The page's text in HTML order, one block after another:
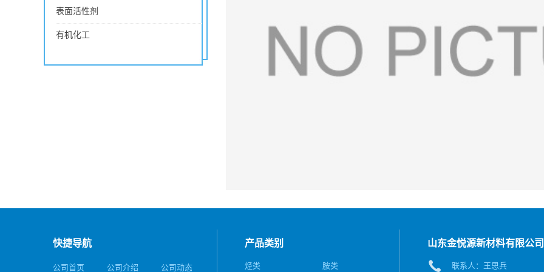
表面活性剂
有机化工
快捷导航
公司首页 公司介绍 公司动态
产品类别
烃类 胺类
山东金悦源新材料有限公司
联系人：王思兵